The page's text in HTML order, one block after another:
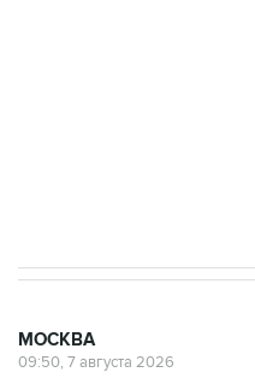
МОСКВА
09:50, 7 августа 2026